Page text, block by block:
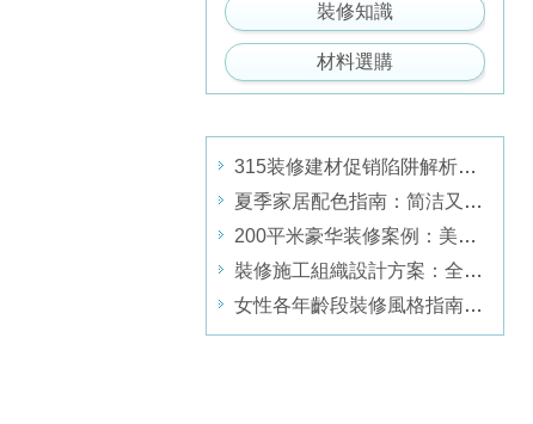
裝修知識
材料選購
315装修建材促销陷阱解析：避坑指南
夏季家居配色指南：简洁又不简单的家
200平米豪华装修案例：美式风格的高贵典雅与现代舒适
裝修施工組織設計方案：全流程步驟解析
女性各年齡段裝修風格指南：打造個人心靈居所